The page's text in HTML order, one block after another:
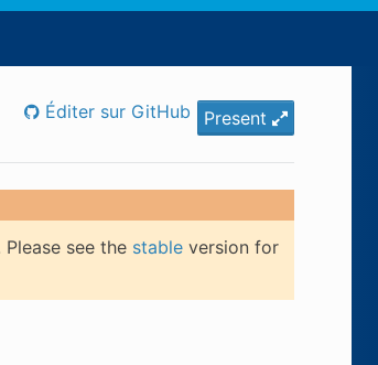
Present
Éditer sur GitHub
see the stableversion for